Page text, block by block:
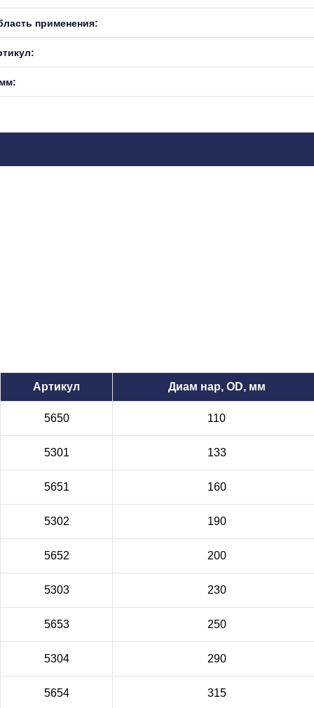
применения:
Артикул Диам нар, OD, мм
5650 110
5301 133
5651 160
5302 190
5652 200
5303 230
5653 250
5304 290
5654 315